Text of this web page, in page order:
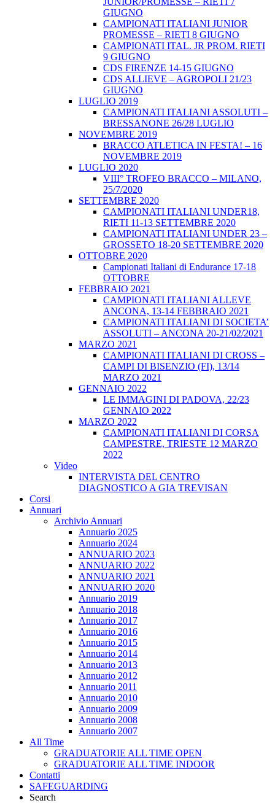
GIUGNO
CAMPIONATI ITALIANI JUNIOR
PROMESSE – RIETI 8 GIUGNO
CAMPIONATI ITAL. JR PROM. RIETI
9 GIUGNO
CDS FIRENZE 14-15 GIUGNO
CDS ALLIEVE – AGROPOLI 21/23
GIUGNO
LUGLIO 2019
CAMPIONATI ITALIANI ASSOLUTI –
BRESSANONE 26/28 LUGLIO
NOVEMBRE 2019
BRACCO ATLETICA IN FESTA! – 16
NOVEMBRE 2019
LUGLIO 2020
VIII° TROFEO BRACCO – MILANO,
25/7/2020
SETTEMBRE 2020
CAMPIONATI ITALIANI UNDER18,
RIETI 11-13 SETTEMBRE 2020
CAMPIONATI ITALIANI UNDER 23 –
GROSSETO 18-20 SETTEMBRE 2020
OTTOBRE 2020
Campionati Italiani di Endurance 17-18
OTTOBRE
FEBBRAIO 2021
CAMPIONATI ITALIANI ALLEVE
ANCONA, 13-14 FEBBRAIO 2021
CAMPIONATI ITALIANI DI SOCIETA’
ASSOLUTI – ANCONA 20-21/02/2021
MARZO 2021
CAMPIONATI ITALIANI DI CROSS –
CAMPI DI BISENZIO (FI), 13/14
MARZO 2021
GENNAIO 2022
LE IMMAGINI DI PADOVA, 22/23
GENNAIO 2022
MARZO 2022
CAMPIONATI ITALIANI DI CORSA
CAMPESTRE, TRIESTE 12 MARZO
2022
Video
INTERVISTA DEL CENTRO
DIAGNOSTICO A GIA TREVISAN
Corsi
Annuari
Archivio Annuari
Annuario 2025
Annuario 2024
ANNUARIO 2023
ANNUARIO 2022
ANNUARIO 2021
ANNUARIO 2020
Annuario 2019
Annuario 2018
Annuario 2017
Annuario 2016
Annuario 2015
Annuario 2014
Annuario 2013
Annuario 2012
Annuario 2011
Annuario 2010
Annuario 2009
Annuario 2008
Annuario 2007
All Time
GRADUATORIE ALL TIME OPEN
GRADUATORIE ALL TIME INDOOR
Contatti
SAFEGUARDING
Search